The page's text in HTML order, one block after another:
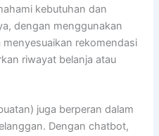
kebutuhan dan
dengan menggunakan
rekomendasi
riwayat belanja atau
juga berperan dalam
Dengan chatbot,